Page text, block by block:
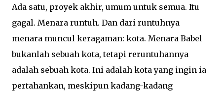
Ada satu, proyek akhir, umum untuk semua. Itu
gagal. Menara runtuh. Dan dari runtuhnya
menara muncul keragaman: kota. Menara Babel
bukanlah sebuah kota, tetapi reruntuhannya
adalah sebuah kota. Ini adalah kota yang ingin ia
pertahankan, meskipun kadang-kadang